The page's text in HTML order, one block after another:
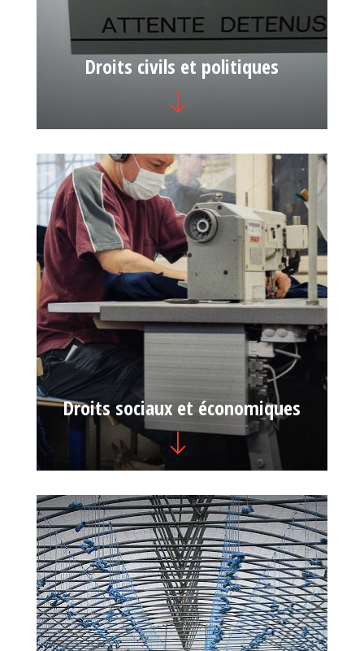
Droits civils et politiques
Droits sociaux et économiques